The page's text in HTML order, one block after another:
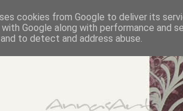
cookies from Google to deliver its
with Google along with performance and
to detect and address abuse.